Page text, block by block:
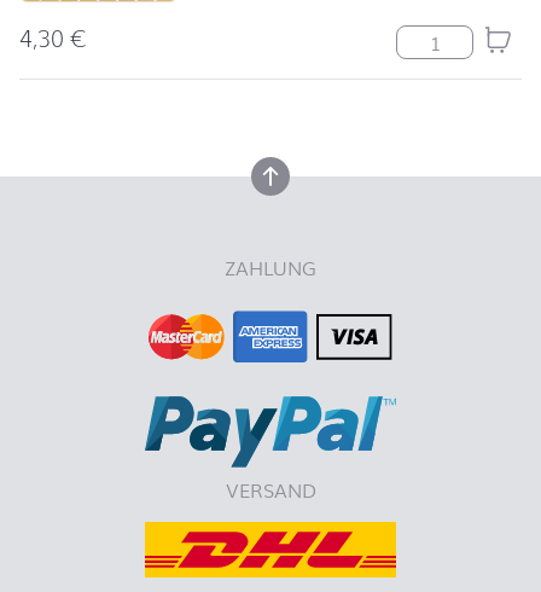
4,30€ Serviette Mini
nach oben
ZAHLUNG
VERSAND